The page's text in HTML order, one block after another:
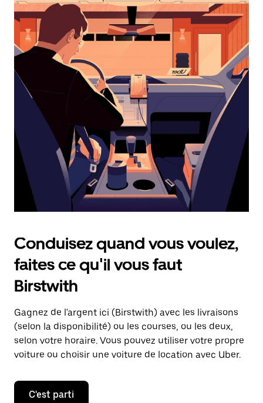
interagir
avec
calendrier
et
sélectionner
une
date.
Appuyez
d'échappement
pour
fermer
calendrier.
Conduisez quand vous voulez,
faites ce qu'il vous faut
Birstwith
Gagnez de l'argent ici (Birstwith) avec les livraisons
(selon la disponibilité) ou les courses, ou les deux,
selon votre horaire. Vous pouvez utiliser votre propre
voiture ou choisir une voiture de location avec Uber.
C'est parti